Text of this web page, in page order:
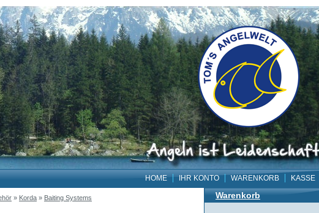
HOME IHR KONTO WARENKORB KASSE
» Korda » Baiting Systems Warenkorb